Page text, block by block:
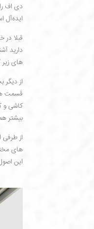
دی اف
ایده‌آل
قبلا
دارید
های
از
قسمت
کاشی و
بیشتر
از
های
این